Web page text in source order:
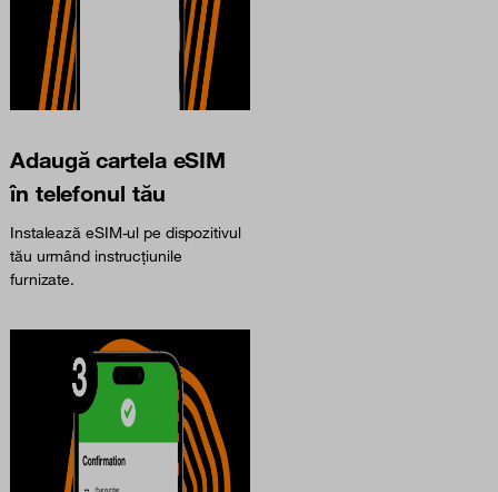
Adaugă cartela eSIM
în telefonul tău
Instalează eSIM-ul pe dispozitivul
tău urmând instrucțiunile
furnizate.